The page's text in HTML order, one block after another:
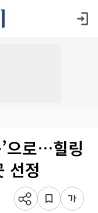
으로…힐링
선정